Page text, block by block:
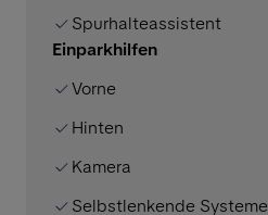
Spurhalteassistent
Einparkhilfen
Vorne
Hinten
Kamera
Selbstlenkende Systeme